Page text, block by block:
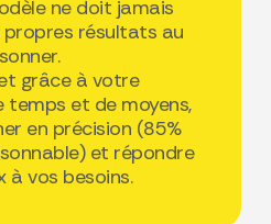
ne doit jamais
résultats au
grâce à votre
temps et de moyens,
en précision (85%
et répondre
à vos besoins.